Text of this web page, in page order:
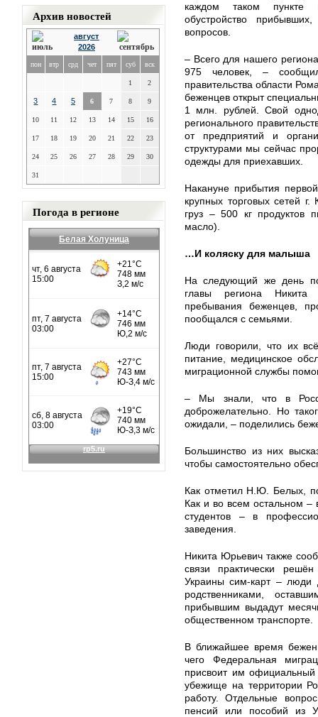
Архив новостей
август
2026
пон втр срд чет пят суб вск
1 2
3 4 5 6 7 8 9
10 11 12 13 14 15 16
17 18 19 20 21 22 23
24 25 26 27 28 29 30
31
Погода в регионе
Белая Холуница
каждом таком пункте
обустройство
вопросов.
– Всего для нашего
975 человек, –
правительства области
беженцев открыт
1 млн. рублей. Свой
регионального
от предприятий и
структурами мы сейчас
одежды для приехавших.
Накануне прибытия
крупных торговых сетей
груз – 500 кг продуктов
масло).
…И коляску для малыша
На следующий же день
главы региона Никита
пребывания беженцев,
пообщался с семьями.
Люди говорили, что их всё
питание, медицинское
миграционной службы
– Мы знали, что в
доброжелательно. Но
ожидали, – поделились
Большинство из них
чтобы самостоятельно
Как отметил Н.Ю. Белых,
Как и во всем остальном
студентов – в
заведения.
Никита Юрьевич также
связи практически
Украины сим-карт – люди
родственниками,
прибывшим выдадут
общественном транспорте.
В ближайшее время
чего Федеральная
присвоит им официальный
убежище на территории
работу. Отдельные
пенсий или пособий из